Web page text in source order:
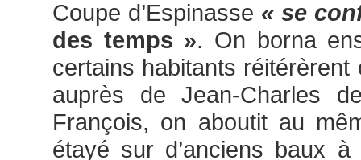
Coupe d’Espinasse « se
des temps ». On borna
certains habitants
auprès de Jean-Charles
François, on aboutit au
étayé sur d’anciens baux